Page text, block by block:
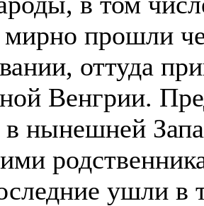
прошли
оттуда
Венгрии.
в нынешней
ушли в